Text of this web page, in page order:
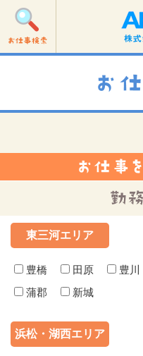
東三河エリア
豊橋 田原
豊川
蒲郡
新城
浜松・湖西エリア